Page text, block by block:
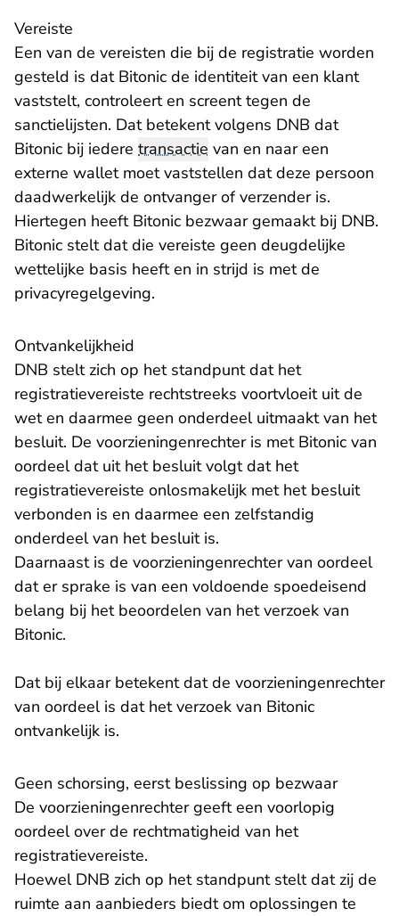
Vereiste
Een van de vereisten die bij de registratie worden
gesteld is dat Bitonic de identiteit van een klant
vaststelt, controleert en screent tegen de
sanctielijsten. Dat betekent volgens DNB dat
Bitonic bij iedere transactie van en naar een
externe wallet moet vaststellen dat deze persoon
daadwerkelijk de ontvanger of verzender is.
Hiertegen heeft Bitonic bezwaar gemaakt bij DNB.
Bitonic stelt dat die vereiste geen deugdelijke
wettelijke basis heeft en in strijd is met de
privacyregelgeving.
Ontvankelijkheid
DNB stelt zich op het standpunt dat het
registratievereiste rechtstreeks voortvloeit uit de
wet en daarmee geen onderdeel uitmaakt van het
besluit. De voorzieningenrechter is met Bitonic van
oordeel dat uit het besluit volgt dat het
registratievereiste onlosmakelijk met het besluit
verbonden is en daarmee een zelfstandig
onderdeel van het besluit is.
Daarnaast is de voorzieningenrechter van oordeel
dat er sprake is van een voldoende spoedeisend
belang bij het beoordelen van het verzoek van
Bitonic.
Dat bij elkaar betekent dat de voorzieningenrechter
van oordeel is dat het verzoek van Bitonic
ontvankelijk is.
Geen schorsing, eerst beslissing op bezwaar
De voorzieningenrechter geeft een voorlopig
oordeel over de rechtmatigheid van het
registratievereiste.
Hoewel DNB zich op het standpunt stelt dat zij de
ruimte aan aanbieders biedt om oplossingen te